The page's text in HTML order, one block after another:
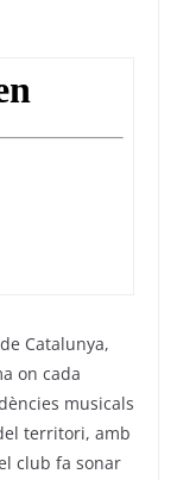
Catalunya,
on cada
musicals
territori, amb
club fa sonar